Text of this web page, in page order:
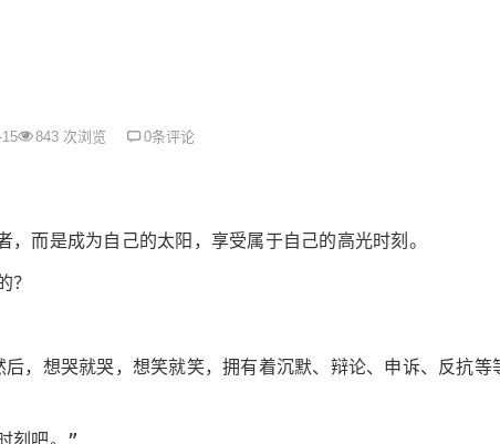
843 次浏览 0条评论
而是成为自己的太阳，享受属于自己的高光时刻。
？
，想哭就哭，想笑就笑，拥有着沉默、辩论、申诉、反抗等